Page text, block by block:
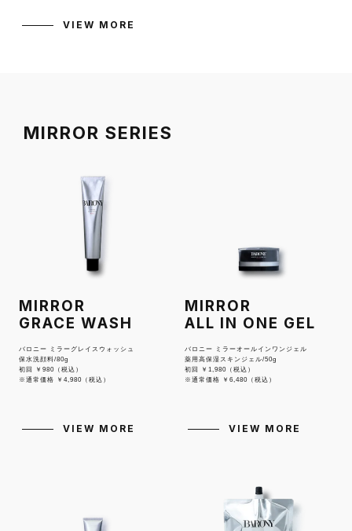
VIEW MORE
MIRROR SERIES
MIRROR
GRACE WASH
バロニー ミラーグレイスウォッシュ
保水洗顔料/80g
初回 ￥980（税込）
※通常価格 ￥4,980（税込）
VIEW MORE
MIRROR
ALL IN ONE GEL
バロニー ミラーオールインワンジェル
薬用高保湿スキンジェル/50g
初回 ￥1,980（税込）
※通常価格 ￥6,480（税込）
VIEW MORE